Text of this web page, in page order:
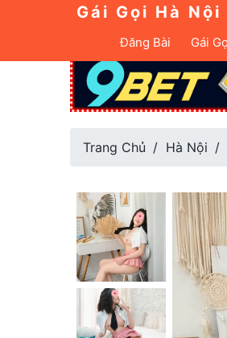
Gái Gọi Hà Nội
Đăng Bài Gái
Trang Chủ Hà Nội